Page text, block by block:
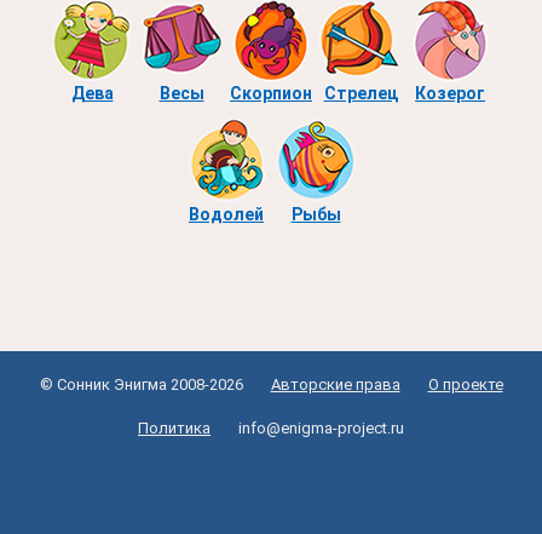
Дева Весы Скорпион Стрелец Козерог
Водолей Рыбы
© Сонник Энигма 2008-2026 Авторские права О проекте
Политика info@enigma-project.ru